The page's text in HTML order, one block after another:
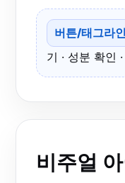
버튼/태그라인
기 · 성분 확인
비주얼